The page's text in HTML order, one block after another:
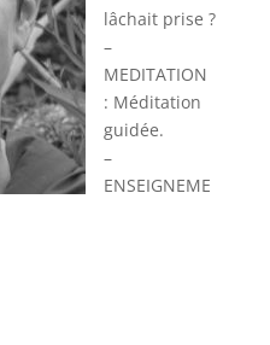
lâchait prise ?
–
MEDITATION
: Méditation
guidée.
–
ENSEIGNEME